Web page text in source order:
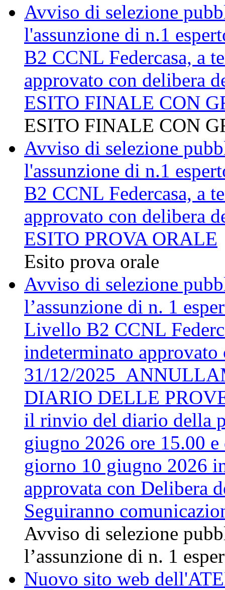
Avviso di selezione
l'assunzione di n.1
B2 CCNL Federcasa, a
approvato con delibera
ESITO FINALE CON
ESITO FINALE CON
Avviso di selezione
l'assunzione di n.1
B2 CCNL Federcasa, a
approvato con delibera
ESITO PROVA ORALE
Esito prova orale
Avviso di selezione
l’assunzione di n. 1
Livello B2 CCNL
indeterminato
31/12/
DIARIO DELLE
il rinvio del diario della
giugno 2026 ore 15.00
giorno 10 giugno 2026
approvata con Delibera
Seguiranno
Avviso di selezione
l’assunzione di n. 1
Nuovo sito web